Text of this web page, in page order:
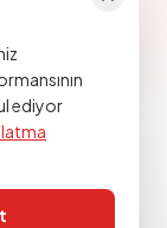
ediyor